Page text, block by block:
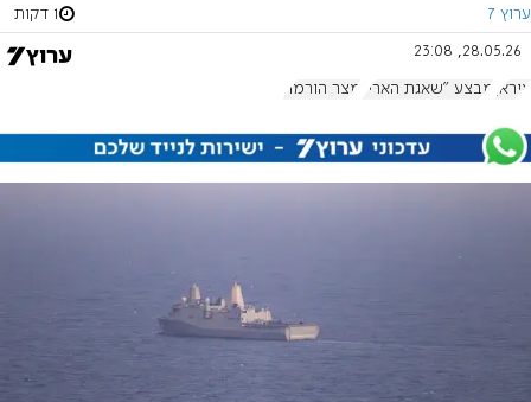
ערוץ 7 1 דקות
28.05.26, 23:08
איראן מבצע "שאגת הארי" מצר הורמוז